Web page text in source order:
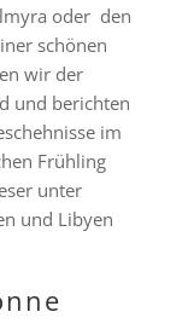
oder den
schönen
wir der
und berichten
im
Frühling
unter
und Libyen